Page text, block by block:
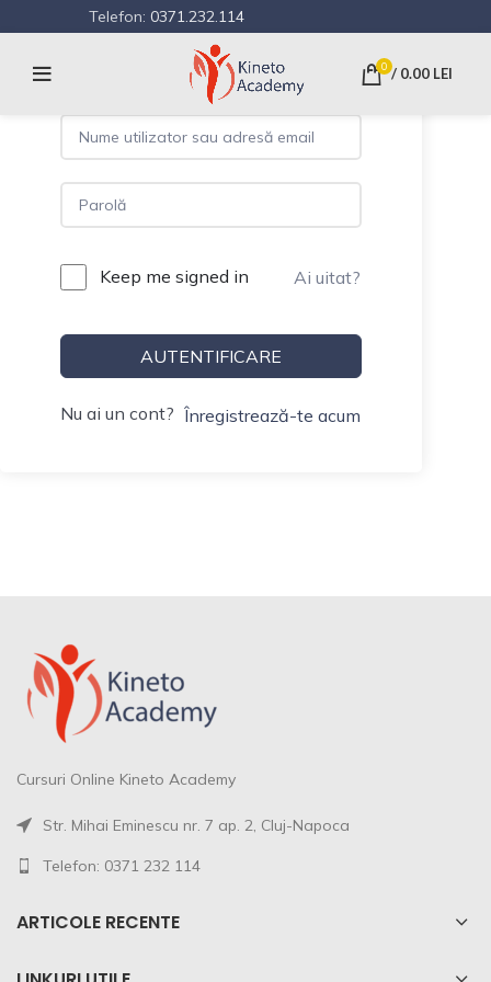
Telefon: 0371.232.114
0 / 0.00 LEI
Hi, Welcome back!
Keep me signed in Ai uitat?
AUTENTIFICARE
Nu ai un cont? Înregistrează-te acum
Cursuri Online Kineto Academy
Str. Mihai Eminescu nr. 7 ap. 2, Cluj-Napoca
Telefon: 0371 232 114
ARTICOLE RECENTE